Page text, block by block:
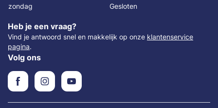
zondag
Gesloten
Heb je een vraag?
Vind je antwoord snel en makkelijk op onze klantenservice
pagina.
Volg ons